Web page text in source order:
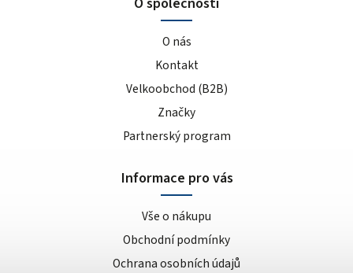
O nás
Kontakt
Velkoobchod (B2B)
Značky
Partnerský program
Informace pro vás
Vše o nákupu
Obchodní podmínky
Ochrana osobních údajů